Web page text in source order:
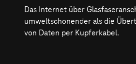
Das Internet über
umweltschonender als die
von Daten per Kupferkabel.